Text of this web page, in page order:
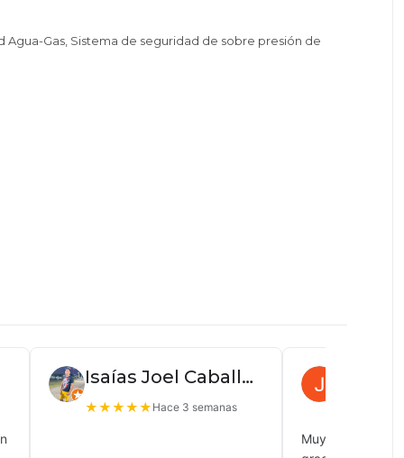
Gas, Sistema de seguridad de sobre presión de
Isaías Joel Caballero
★★★★★ Hace 3 semanas
Muy buena